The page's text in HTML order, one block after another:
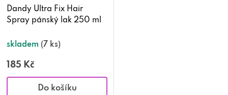
Dandy Ultra Fix Hair
Spray pánský lak 250 ml
skladem (7 ks)
185 Kč
Do košíku